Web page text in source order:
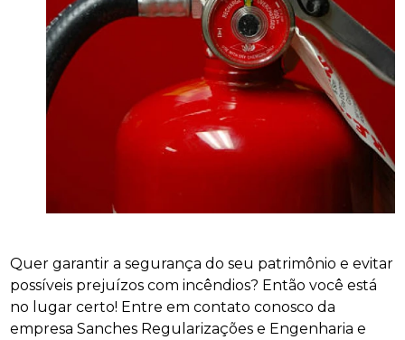
Quer garantir a segurança do seu patrimônio e evitar
possíveis prejuízos com incêndios? Então você está
no lugar certo! Entre em contato conosco da
empresa Sanches Regularizações e Engenharia e